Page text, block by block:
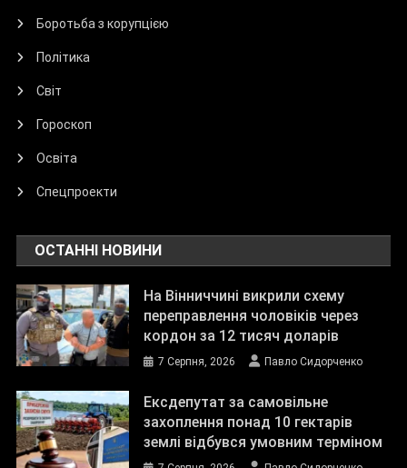
Боротьба з корупцією
Політика
Світ
Гороскоп
Освіта
Спецпроекти
ОСТАННІ НОВИНИ
На Вінниччині викрили схему
переправлення чоловіків через
кордон за 12 тисяч доларів
7 Серпня, 2026 Павло Сидорченко
Ексдепутат за самовільне
захоплення понад 10 гектарів
землі відбувся умовним терміном